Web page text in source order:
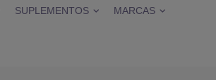
SUPLEMENTOS MARCAS